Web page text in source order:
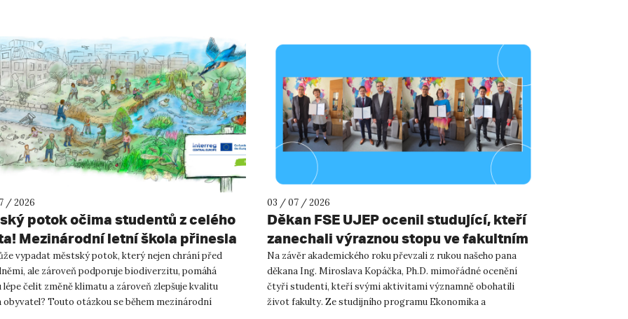
/ 2026
potok očima studentů z celého
Mezinárodní letní škola přinesla
pro Ústí nad Labem!
vypadat městský potok, který nejen chrání před
ale zároveň podporuje biodiverzitu, pomáhá
lépe čelit změně klimatu a zároveň zlepšuje kvalitu
obyvatel? Touto otázkou se během mezinárodní
03 / 07 / 2026
Děkan FSE UJEP ocenil studující, kteří
zanechali výraznou stopu ve fakultním
životě
Na závěr akademického roku převzali z rukou našeho pana
děkana Ing. Miroslava Kopáčka, Ph.D. mimořádné ocenění
čtyři studenti, kteří svými aktivitami významně obohatili
život fakulty. Ze studijního programu Ekonomika a